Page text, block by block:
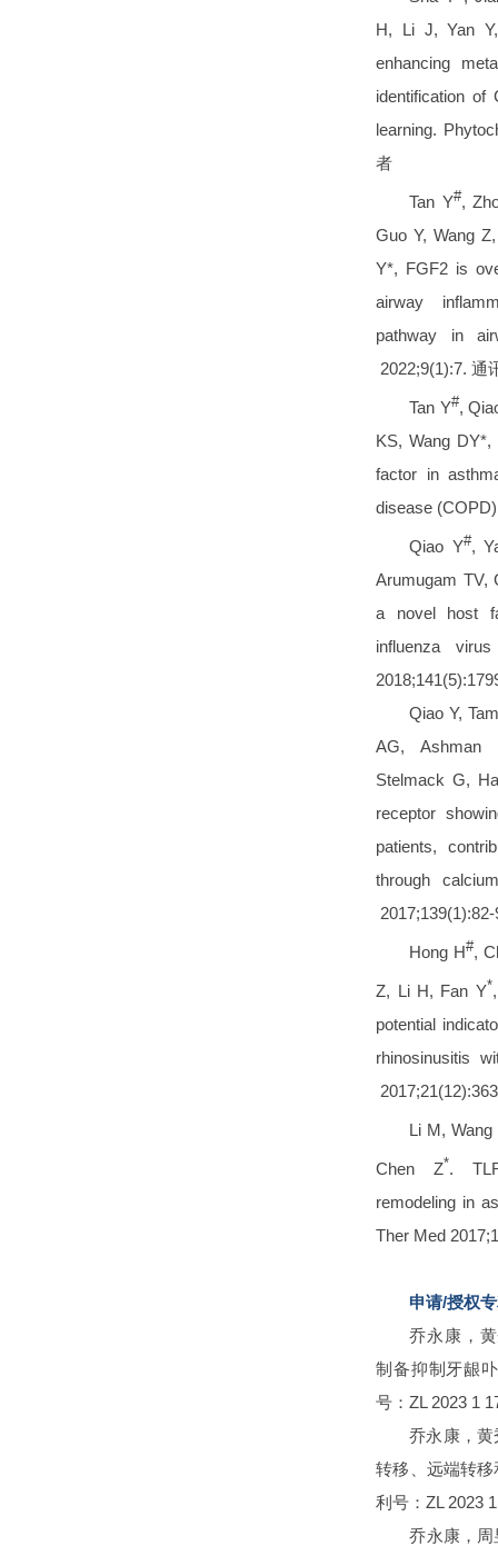
H, Li J, Yan
enhancing
identification of
learning.
者
Tan Y#,
Guo Y, Wang
Y*, FGF2 is
airway
pathway in
2022;9(1):7. 通
Tan Y#,
KS, Wang DY*,
factor in
disease
Qiao Y#,
Arumugam TV,
a novel host
influenza
Qiao Y,
AG, Ashman
Stelmack G,
receptor
patients,
through
Hong H#,
Z, Li H, Fan Y*
potential
rhinosinusitis
Li M,
Chen Z*.
remodeling in
Ther Med
申请/授权
乔永康，
制备抑制牙龈
号：ZL 2023 1
乔永康，黄
转移、远端转
利号：ZL 2023
乔永康，周